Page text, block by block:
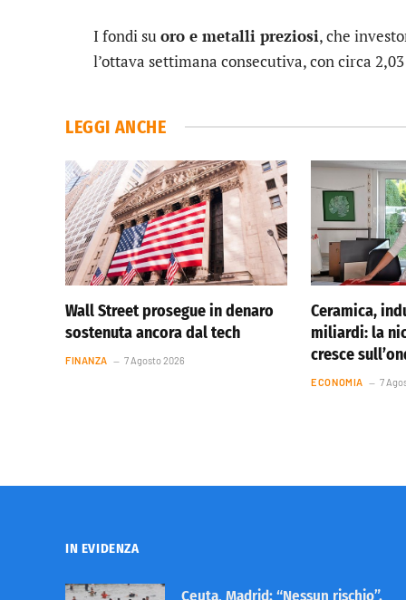
I fondi suoro e metalli preziosi, che
l’ottava settimana consecutiva, con circa
LEGGI ANCHE
Wall Street prosegue in denaro
sostenuta ancora dal tech
FINANZA 7 Agosto 2026
Ceramica,
miliardi: la
cresce
ECONOMIA 7
IN EVIDENZA
Ceuta, Madrid: “Nessun rischio”.